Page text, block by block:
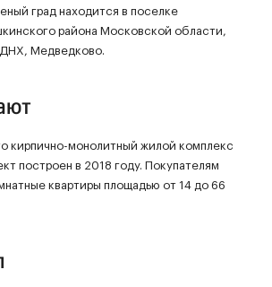
град находится в поселке
района Московской области,
Медведково.
кирпично-монолитный жилой комплекс
построен в 2018 году. Покупателям
квартиры площадью от 14 до 66